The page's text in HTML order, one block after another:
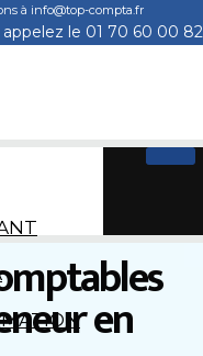
à info@top-compta.fr
appelez le 01 70 60 00 82
en